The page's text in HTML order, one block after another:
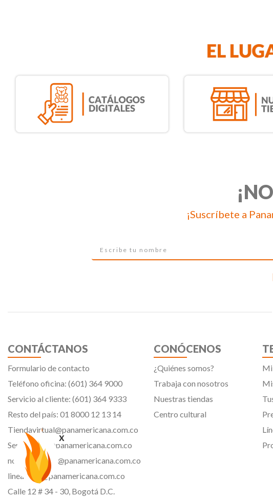
x
¡Suscríbete a
CONTÁCTANOS
Formulario de contacto
Teléfono oficina: (601) 364 9000
Servicio al cliente: (601) 364 9333
Resto del país: 01 8000 12 13 14
Tiendavirtual@panamericana.com.co
Servicliente@panamericana.com.co
notificaciones@panamericana.com.co
lineaetica@panamericana.com.co
Calle 12 # 34 - 30, Bogotá D.C.
CONÓCENOS
¿Quiénes somos?
Trabaja con nosotros
Nuestras tiendas
Centro cultural
Mi